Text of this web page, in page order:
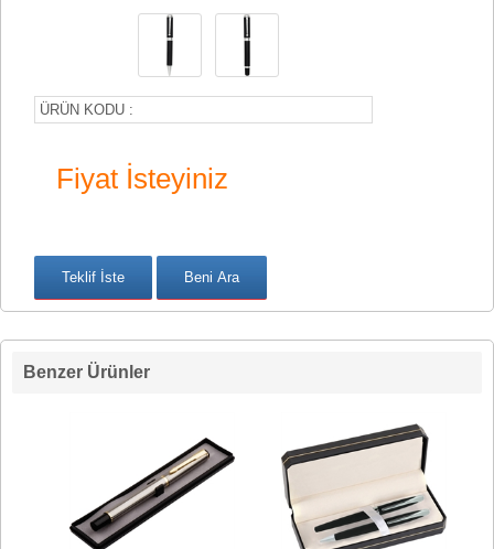
ÜRÜN KODU :
Fiyat İsteyiniz
Benzer Ürünler